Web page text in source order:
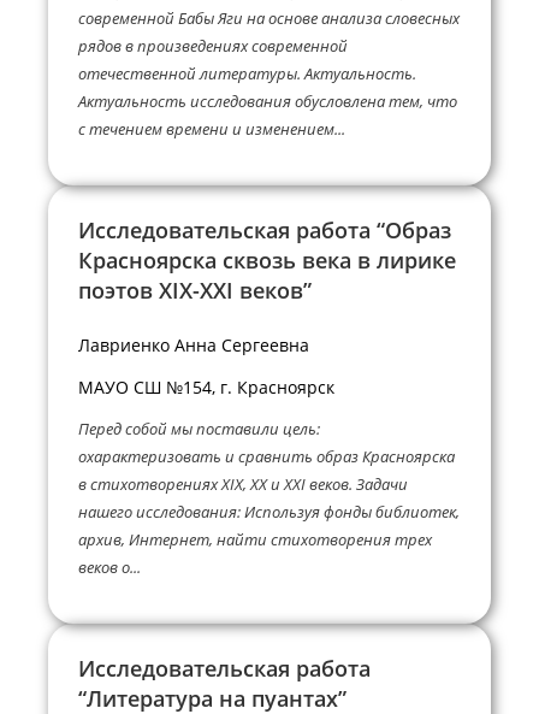
современной Бабы Яги на основе анализа словесных
рядов в произведениях современной
отечественной литературы. Актуальность.
Актуальность исследования обусловлена тем, что
с течением времени и изменением...
Исследовательская работа “Образ
Красноярска сквозь века в лирике
поэтов XIX-XXI веков”
Лавриенко Анна Сергеевна
МАУО СШ №154, г. Красноярск
Перед собой мы поставили цель:
охарактеризовать и сравнить образ Красноярска
в стихотворениях XIX, XX и XXI веков. Задачи
нашего исследования: Используя фонды библиотек,
архив, Интернет, найти стихотворения трех
веков о...
Исследовательская работа
“Литература на пуантах”